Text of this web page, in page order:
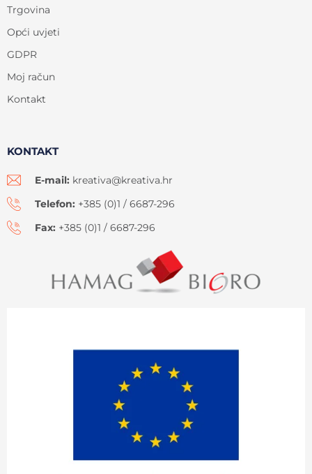
Trgovina
Opći uvjeti
GDPR
Moj račun
Kontakt
KONTAKT
E-mail: kreativa@kreativa.hr
Telefon: +385 (0)1 / 6687-296
Fax: +385 (0)1 / 6687-296